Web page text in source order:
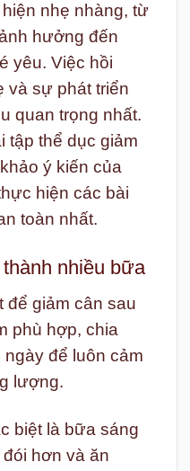
nhẹ nhàng, từ
hưởng đến
yêu. Việc hồi
và sự phát triển
quan trọng nhất.
tập thể dục giảm
ý kiến của
hiện các bài
toàn nhất.
nhiều bữa
để giảm cân sau
phù hợp, chia
để luôn cảm
lượng.
biệt là bữa sáng
hơn và ăn